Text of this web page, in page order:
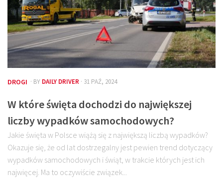
DROGI · BY DAILY DRIVER · 31 PAŹ, 2024
W które święta dochodzi do największej
liczby wypadków samochodowych?
Jakie święta w Polsce wiążą się z największą liczbą wypadków?
Okazuje się, że od lat dostrzegalny jest pewien trend dotyczący
wypadków samochodowych i świąt, w trakcie których jest ich
najwięcej. Ma to oczywiście związek...